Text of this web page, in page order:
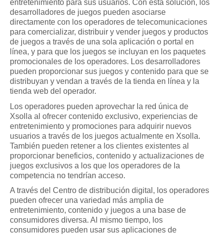
entretenimiento para sus usuarios. Con esta solución, los
desarrolladores de juegos pueden asociarse
directamente con los operadores de telecomunicaciones
para comercializar, distribuir y vender juegos y productos
de juegos a través de una sola aplicación o portal en
línea, y para que los juegos se incluyan en los paquetes
promocionales de los operadores. Los desarrolladores
pueden proporcionar sus juegos y contenido para que se
distribuyan y vendan a través de la tienda en línea y la
tienda web del operador.
Los operadores pueden aprovechar la red única de
Xsolla al ofrecer contenido exclusivo, experiencias de
entretenimiento y promociones para adquirir nuevos
usuarios a través de los juegos actualmente en Xsolla.
También pueden retener a los clientes existentes al
proporcionar beneficios, contenido y actualizaciones de
juegos exclusivos a los que los operadores de la
competencia no tendrían acceso.
A través del Centro de distribución digital, los operadores
pueden ofrecer una variedad más amplia de
entretenimiento, contenido y juegos a una base de
consumidores diversa. Al mismo tiempo, los
consumidores pueden usar sus aplicaciones de